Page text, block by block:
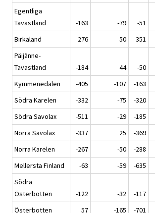
Egentliga
Tavastland
-163 -79 -51
Birkaland
276 50 351
Päijänne-
Tavastland
-184 44 -50
Kymmenedalen
-405 -107 -163
Södra Karelen
-332 -75 -320
Södra Savolax
-511 -29 -185
Norra Savolax
-337 25 -369
Norra Karelen
-267 -50 -288
Mellersta Finland
-63 -59 -635
Södra
Österbotten
-122 -32 -117
Österbotten
57 -165 -701